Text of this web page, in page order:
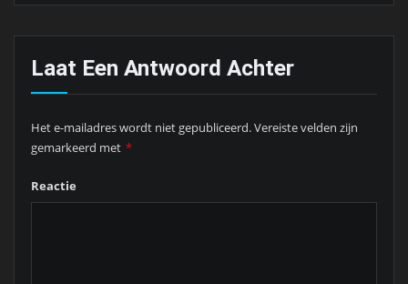
Laat Een Antwoord Achter
Het e-mailadres wordt niet gepubliceerd.Vereiste velden zijn
gemarkeerd met *
Reactie